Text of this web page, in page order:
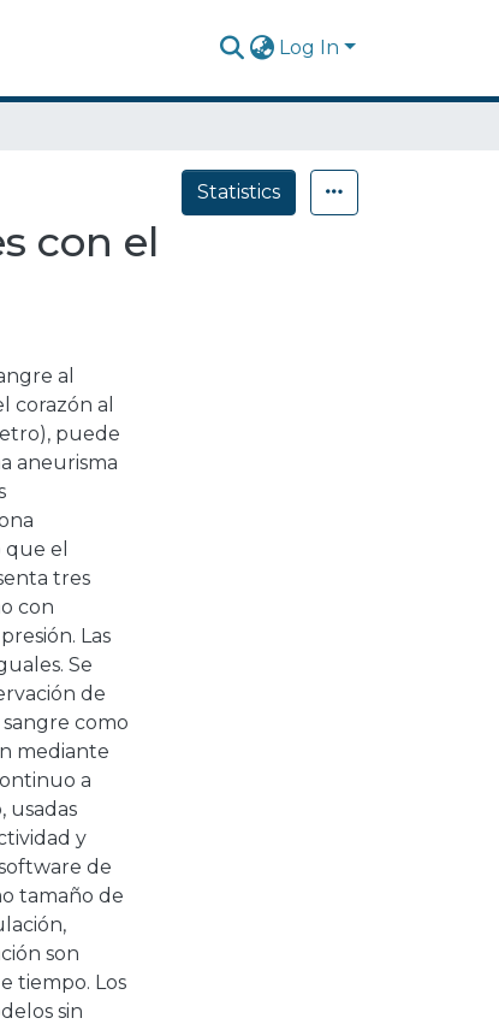
Log In
con el
Statistics
al
corazón al
puede
aneurisma
el
tres
con
Las
Se
de
como
mediante
a
usadas
y
de
tamaño de
son
tiempo. Los
sin